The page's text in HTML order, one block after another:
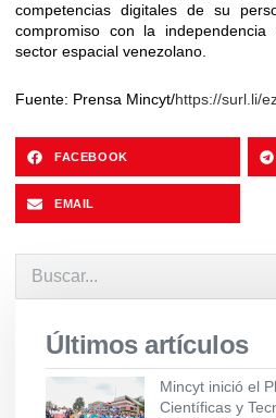
competencias digitales de su
compromiso con la
sector espacial venezolano.
​Fuente: Prensa Mincyt/https://surl.li/
FACEBOOK
EMAIL
Últimos artículos
Mincyt inició el
Científicas y